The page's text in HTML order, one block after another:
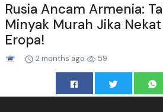
Rusia Ancam Armenia:
Minyak Murah Jika
Eropa!
2 months ago 59